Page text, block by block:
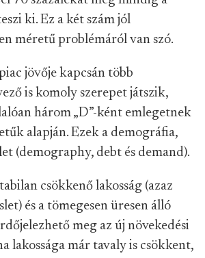
ki. Ez a két szám jól
méretű problémáról van szó.
jövője kapcsán több
is komoly szerepet játszik,
három „D”-ként emlegetnek
alapján. Ezek a demográfia,
(demography, debt és demand).
csökkenő lakosság (azaz
és a tömegesen üresen álló
meg az új növekedési
lakossága már tavaly is csökkent,